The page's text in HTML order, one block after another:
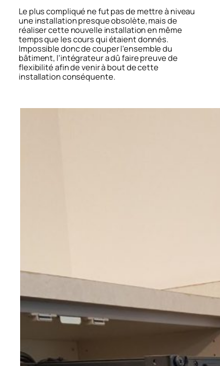
Le plus compliqué ne fut pas de mettre à niveau
une installation presque obsolète, mais de
réaliser cette nouvelle installation en même
temps que les cours qui étaient donnés.
Impossible donc de couper l’ensemble du
bâtiment, l’intégrateur a dû faire preuve de
flexibilité afin de venir à bout de cette
installation conséquente.